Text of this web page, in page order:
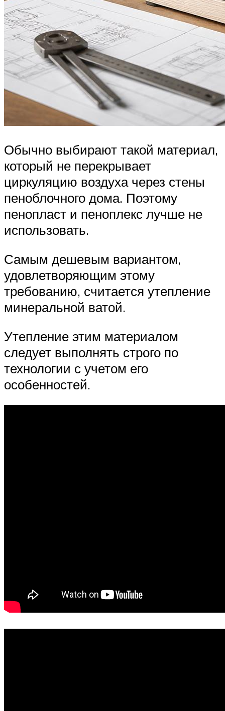
Обычно выбирают такой материал,
который не перекрывает
циркуляцию воздуха через стены
пеноблочного дома. Поэтому
пенопласт и пеноплекс лучше не
использовать.
Самым дешевым вариантом,
удовлетворяющим этому
требованию, считается утепление
минеральной ватой.
Утепление этим материалом
следует выполнять строго по
технологии с учетом его
особенностей.